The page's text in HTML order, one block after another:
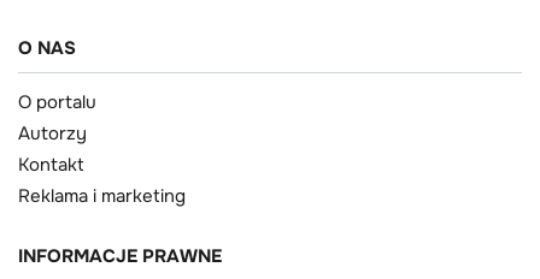
O NAS
O portalu
Autorzy
Kontakt
Reklama i marketing
INFORMACJE PRAWNE